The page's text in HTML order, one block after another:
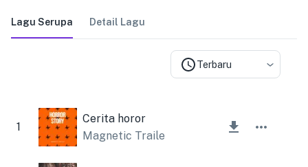
Lagu Serupa Detail Lagu
Terbaru
1
Cerita horor
Magnetic Trailer